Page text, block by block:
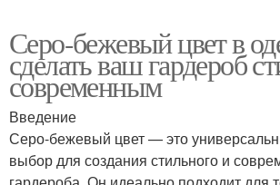
Серо-бежевый цвет в
сделать ваш гардероб
современным
Введение
Серо-бежевый цвет — это
выбор для создания стильного и